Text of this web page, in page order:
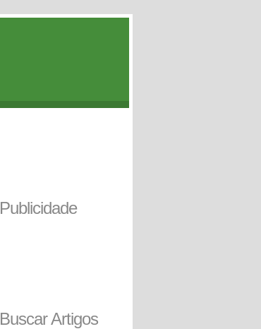
Publicidade
Buscar Artigos